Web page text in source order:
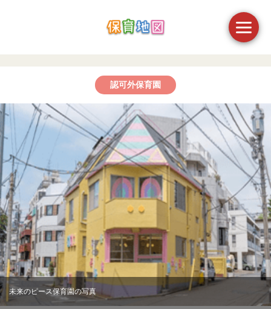
認可外保育園
未来のピース保育園の写真